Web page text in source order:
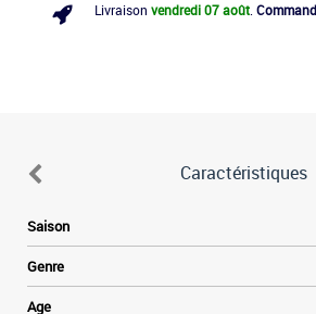
Livraison vendredi 07 août
Caractéristiques
Saison
Genre
Age